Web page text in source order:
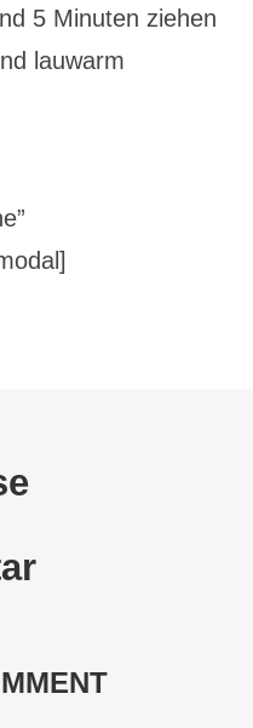
5 Minuten ziehen
lauwarm